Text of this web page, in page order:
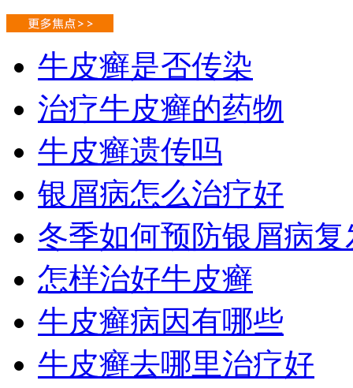
牛皮癣是否传染
治疗牛皮癣的药物
牛皮癣遗传吗
银屑病怎么治疗好
冬季如何预防银屑病复
怎样治好牛皮癣
牛皮癣病因有哪些
牛皮癣去哪里治疗好